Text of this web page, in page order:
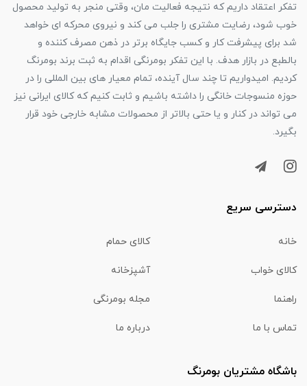
تفکر اعتقاد داریم که نتیجه فعالیت مان، وقتی منجر به تولید محصول
خوب شود، رضایت مشتری را جلب می کند و نیروی محرکه ای خواهد
شد برای پیشرفت کار و کسب جایگاه برتر در ذهن مصرف کننده و
بالطبع در بازار هدف. با این تفکر بومرنگی اقدام به ثبت برند بومرنگ
کردیم. امیدواریم تا چند سال آینده، تمام معیار های بین المللی را در
حوزه منسوجات خانگی را داشته باشیم و ثابت کنیم که کالای ایرانی نیز
می تواند در کنار و یا حتی بالاتر از محصولات مشابه خارجی خود قرار
بگیرد.
دسترسی سریع
خانه کالای حمام
کالای خواب آشپزخانه
راهنما مجله بومرنگی
تماس با ما درباره ما
باشگاه مشتریان بومرنگ